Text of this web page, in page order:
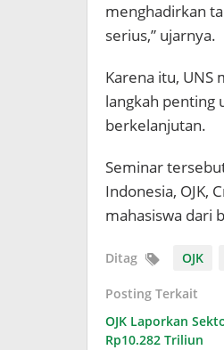
menghadirkan
serius,” ujarnya.
Karena itu, UNS
langkah penting
berkelanjutan.
Seminar
Indonesia, OJK,
mahasiswa dari
Ditag OJK
Posting Terkait
OJK Laporkan
Rp10.282 Triliun